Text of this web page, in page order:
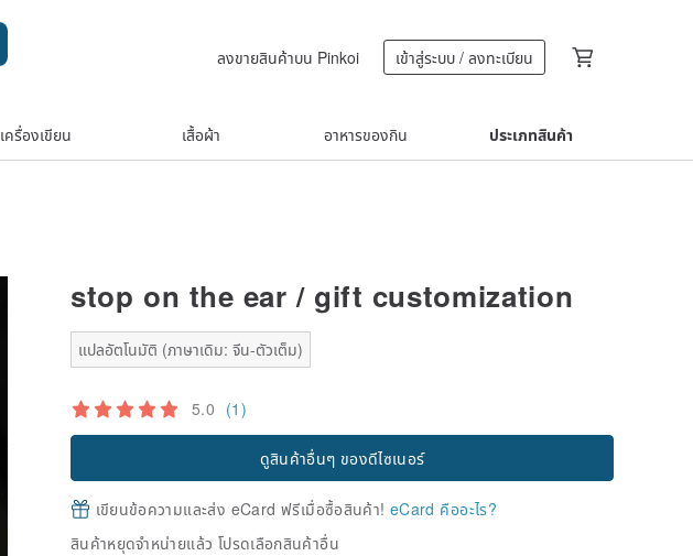
ลงขายสินค้าบน Pinkoi เข้าสู่ระบบ / ลงทะเบียน
เครื่องเขียน เสื้อผ้า อาหารของกิน ประเภทสินค้า
stop on the ear / gift customization
แปลอัตโนมัติ (ภาษาเดิม: จีน-ตัวเต็ม)
5.0 (1)
ดูสินค้าอื่นๆ ของดีไซเนอร์
เขียนข้อความและส่ง eCard ฟรีเมื่อซื้อสินค้า! eCard คืออะไร?
สินค้าหยุดจำหน่ายแล้ว โปรดเลือกสินค้าอื่น